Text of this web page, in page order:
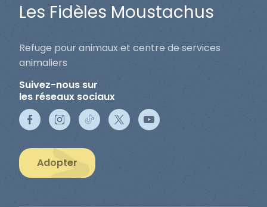
Les Fidèles Moustachus
Refuge pour animaux et centre de services
animaliers
Suivez-nous sur
les réseaux sociaux
Adopter